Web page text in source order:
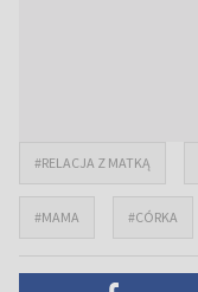
#RELACJA Z MATKĄ
#MAMA #CÓRKA